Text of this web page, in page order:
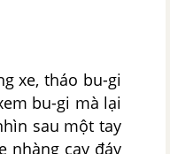
xe, tháo bu-gi
bu-gi mà lại
sau một tay
nhàng cạy đáy